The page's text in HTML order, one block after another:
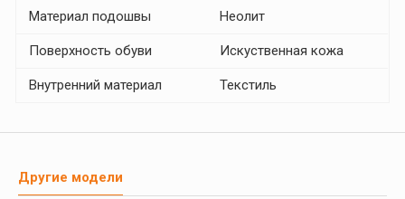
Материал подошвы Неолит
Поверхность обуви Искуственная кожа
Внутренний материал Текстиль
Другие модели